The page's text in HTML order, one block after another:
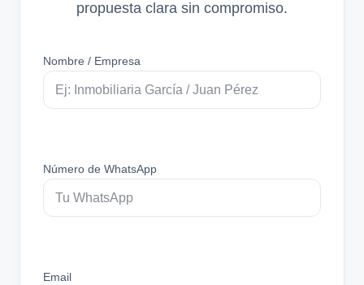
propuesta clara sin compromiso.
Nombre / Empresa
Número de WhatsApp
Email